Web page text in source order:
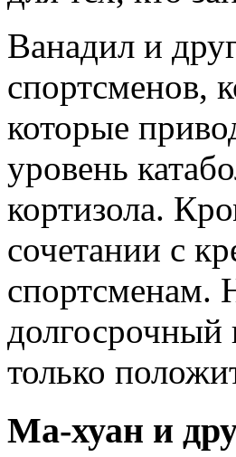
Ванадил и
спортсменов,
которые
уровень
кортизола.
сочетании с
спортсменам.
долгосрочный
только
Ма-хуан и